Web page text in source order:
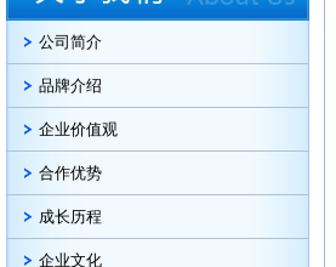
公司简介
品牌介绍
企业价值观
合作优势
成长历程
企业文化